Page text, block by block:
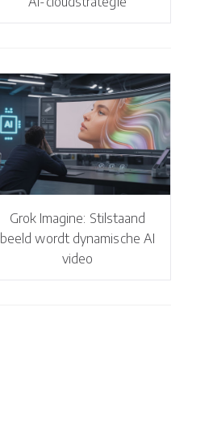
Grok Imagine: Stilstaand
beeld wordt dynamische AI
video